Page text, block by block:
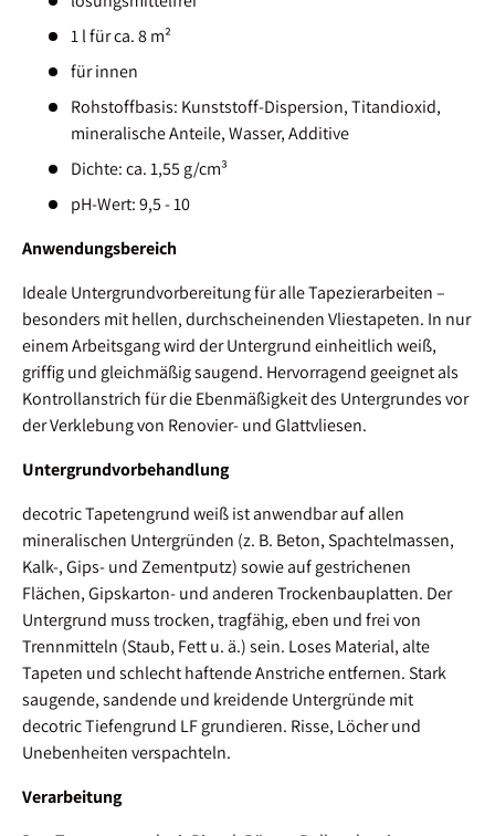
1 l für ca. 8 m²
für innen
Rohstoffbasis: Kunststoff-Dispersion, Titandioxid,
mineralische Anteile, Wasser, Additive
Dichte: ca. 1,55 g/cm³
pH-Wert: 9,5 - 10
Anwendungsbereich
Ideale Untergrundvorbereitung für alle Tapezierarbeiten –
besonders mit hellen, durchscheinenden Vliestapeten. In nur
einem Arbeitsgang wird der Untergrund einheitlich weiß,
griffig und gleichmäßig saugend. Hervorragend geeignet als
Kontrollanstrich für die Ebenmäßigkeit des Untergrundes vor
der Verklebung von Renovier- und Glattvliesen.
Untergrundvorbehandlung
decotric Tapetengrund weiß ist anwendbar auf allen
mineralischen Untergründen (z. B. Beton, Spachtelmassen,
Kalk-, Gips- und Zementputz) sowie auf gestrichenen
Flächen, Gipskarton- und anderen Trockenbauplatten. Der
Untergrund muss trocken, tragfähig, eben und frei von
Trennmitteln (Staub, Fett u. ä.) sein. Loses Material, alte
Tapeten und schlecht haftende Anstriche entfernen. Stark
saugende, sandende und kreidende Untergründe mit
decotric Tiefengrund LF grundieren. Risse, Löcher und
Unebenheiten verspachteln.
Verarbeitung